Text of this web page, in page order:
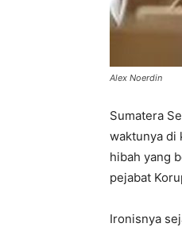
Alex Noerdin
Sumatera
waktunya di
hibah yang
pejabat
Ironisnya